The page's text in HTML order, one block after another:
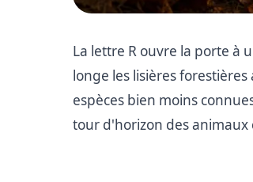
La lettre R ouvre la porte à
longe les lisières
espèces bien moins
tour d'horizon des animaux